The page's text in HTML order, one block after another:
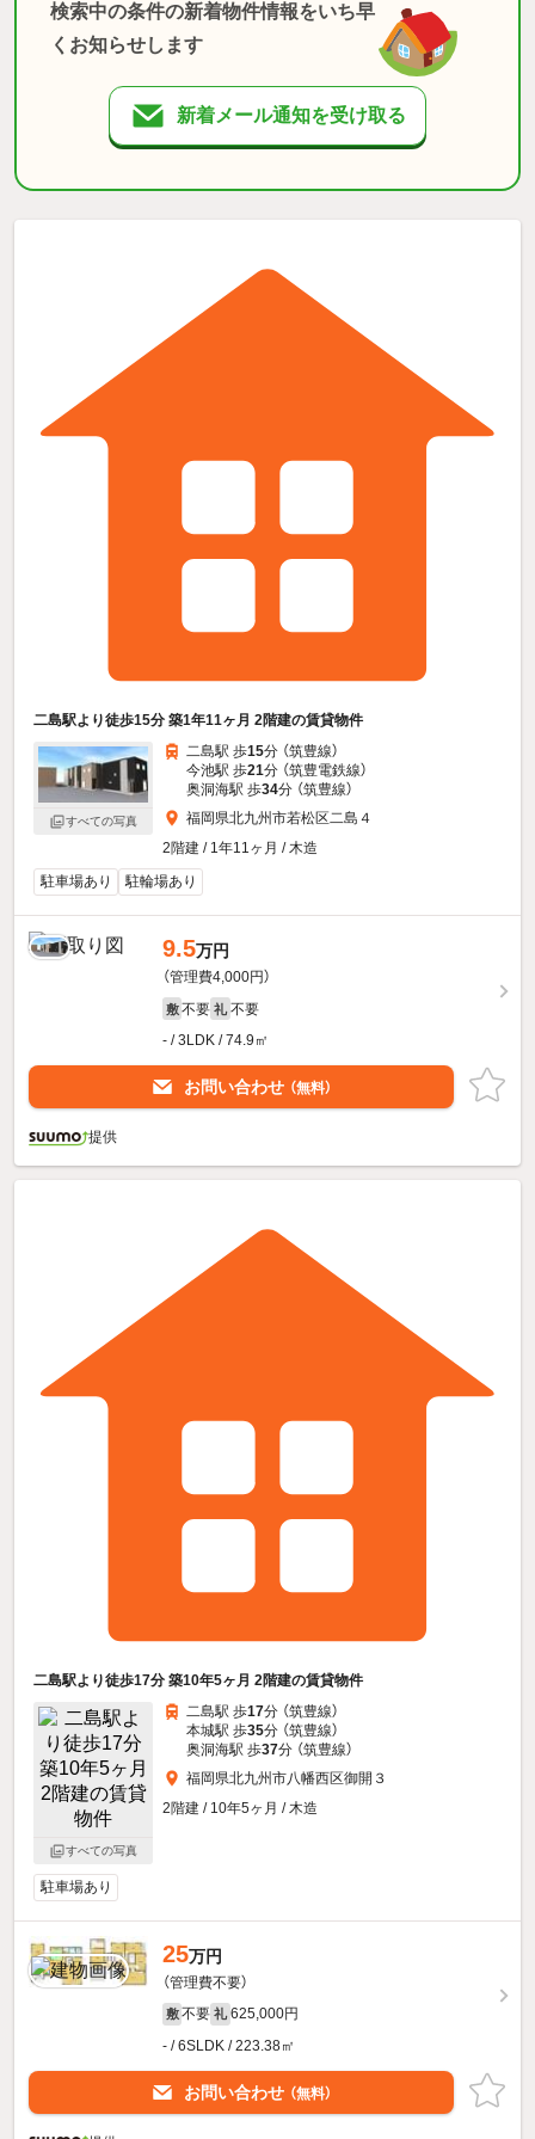
検索中の条件の新着物件情報をいち早
くお知らせします
新着メール通知を受け取る
二島駅より徒歩15分 築1年11ヶ月 2階建の賃貸物件
すべての写真
二島駅 歩15分 （筑豊線）
今池駅 歩21分 （筑豊電鉄線）
奥洞海駅 歩34分 （筑豊線）
福岡県北九州市若松区二島４
2階建 / 1年11ヶ月 / 木造
駐車場あり
駐輪場あり
9.5万円
（管理費4,000円）
敷 不要 礼 不要
- / 3LDK / 74.9㎡
お問い合わせ （無料）
提供
二島駅より徒歩17分 築10年5ヶ月 2階建の賃貸物件
すべての写真
二島駅 歩17分 （筑豊線）
本城駅 歩35分 （筑豊線）
奥洞海駅 歩37分 （筑豊線）
福岡県北九州市八幡西区御開３
2階建 / 10年5ヶ月 / 木造
駐車場あり
25万円
（管理費不要）
敷 不要 礼 625,000円
- / 6SLDK / 223.38㎡
お問い合わせ （無料）